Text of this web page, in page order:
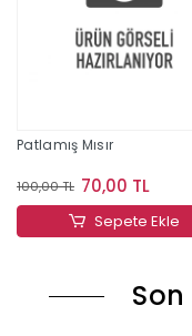
Patlamış Mısır
100,00 TL 70,00 TL
Sepete Ekle